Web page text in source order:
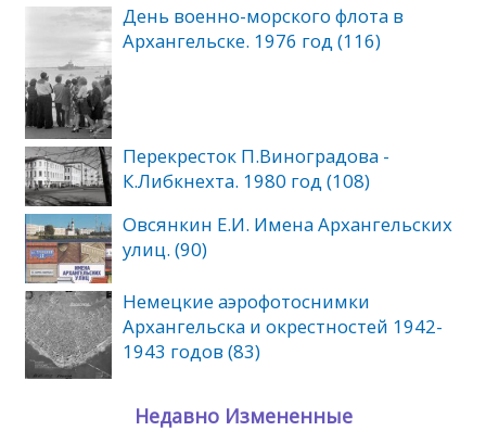
День военно-морского флота в
Архангельске. 1976 год (116)
Перекресток П.Виноградова -
К.Либкнехта. 1980 год (108)
Овсянкин Е.И. Имена Архангельских
улиц. (90)
Немецкие аэрофотоснимки
Архангельска и окрестностей 1942-
1943 годов (83)
Недавно Измененные